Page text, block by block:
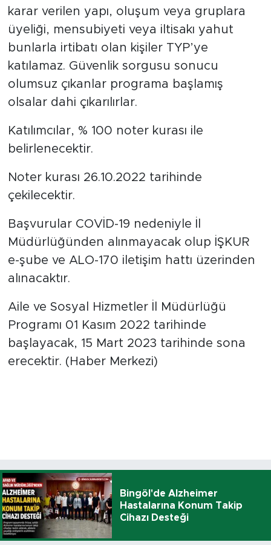
karar verilen yapı, oluşum veya gruplara
üyeliği, mensubiyeti veya iltisakı yahut
bunlarla irtibatı olan kişiler TYP’ye
katılamaz. Güvenlik sorgusu sonucu
olumsuz çıkanlar programa başlamış
olsalar dahi çıkarılırlar.
Katılımcılar, % 100 noter kurası ile
belirlenecektir.
Noter kurası 26.10.2022 tarihinde
çekilecektir.
Başvurular COVİD-19 nedeniyle İl
Müdürlüğünden alınmayacak olup İŞKUR
e-şube ve ALO-170 iletişim hattı üzerinden
alınacaktır.
Aile ve Sosyal Hizmetler İl Müdürlüğü
Programı 01 Kasım 2022 tarihinde
başlayacak, 15 Mart 2023 tarihinde sona
erecektir. (Haber Merkezi)
Bingöl'de Alzheimer
Hastalarına Konum Takip
Cihazı Desteği